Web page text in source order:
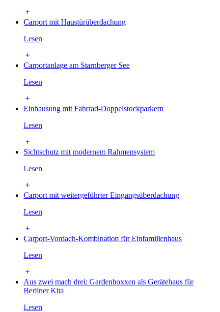
Carport mit Haustürüberdachung
Lesen
Carportanlage am Starnberger See
Lesen
Einhausung mit Fahrrad-Doppelstockparkern
Lesen
Sichtschutz mit modernem Rahmensystem
Lesen
Carport mit weitergeführter Eingangsüberdachung
Lesen
Carport-Vordach-Kombination für Einfamilienhaus
Lesen
Aus zwei mach drei: Gardenboxxen als Gerätehaus für
Berliner Kita
Lesen